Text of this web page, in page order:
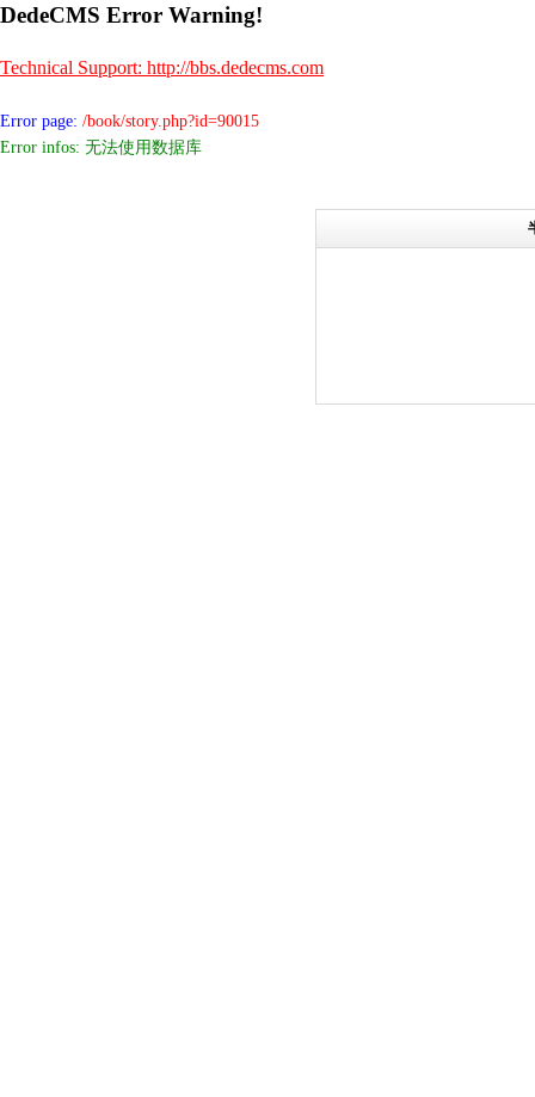
DedeCMS Error Warning!
Technical Support: http://bbs.dedecms.com
Error page: /book/story.php?id=90015
Error infos: 无法使用数据库